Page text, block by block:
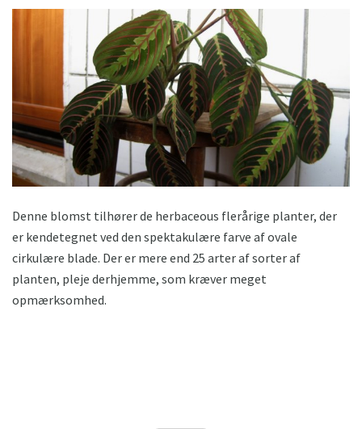
Denne blomst tilhører de herbaceous flerårige planter, der
er kendetegnet ved den spektakulære farve af ovale
cirkulære blade. Der er mere end 25 arter af sorter af
planten, pleje derhjemme, som kræver meget
opmærksomhed.